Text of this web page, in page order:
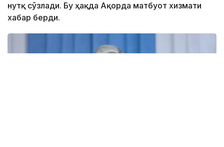
нутқ сўзлади. Бу ҳақда Ақорда матбуот хизмати
хабар берди.